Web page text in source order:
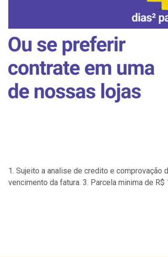
1. Sujeito a analise de credito e comprovação
vencimento da fatura. 3. Parcela minima de R$